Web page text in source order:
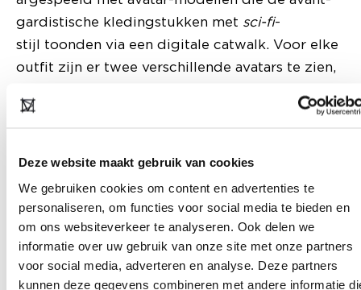
Deze website maakt gebruik van cookies
We gebruiken cookies om content en advertenties te
personaliseren, om functies voor social media te bieden en
om ons websiteverkeer te analyseren. Ook delen we
informatie over uw gebruik van onze site met onze partners
voor social media, adverteren en analyse. Deze partners
kunnen deze gegevens combineren met andere informatie
gardistische kledingstukken met sci-fi-
stijl toonden via een digitale catwalk. Voor elke
outfit zijn er twee verschillende avatars te zien,
lichaamstypes. Zo wordt inclusiviteit
van de belangrijkste focuspunten van haar
Van Zwieten: “Voor mij is het uiten van identiteit
in kleding heel belangrijk en ik ben van mening
dat digitale mode eraan kan bijdragen dit